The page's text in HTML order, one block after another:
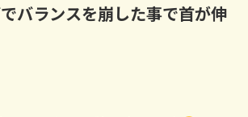
バランスを崩した事で首が伸